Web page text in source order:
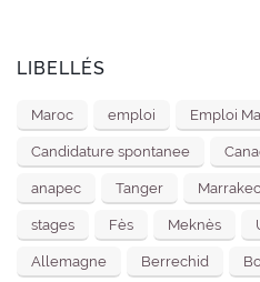
LIBELLÉS
Maroc emploi Emploi
Candidature spontanee
anapec Tanger
stages Fès Meknès
Allemagne Berrechid